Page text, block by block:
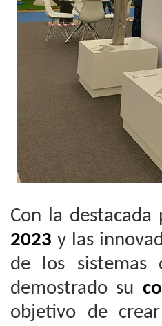
Con la destacada
2023 y las
de los sistemas
demostrado su
objetivo de